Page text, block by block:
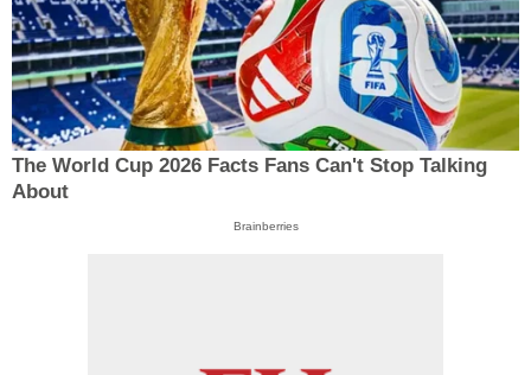
The World Cup 2026 Facts Fans Can't Stop Talking
About
Brainberries